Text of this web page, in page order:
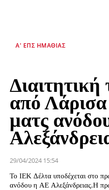
Α' ΕΠΣ ΗΜΑΘΊΑΣ
Διαιτητική
από
ματς
29/04/2024 15:54
Το ΙΕΚ Δέλτα υποδέχεται στο
ανόδου η ΑΕ Αλεξάνδρειας.Η